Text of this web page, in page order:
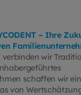
– Ihre
verbinden wir
schaffen wir ein
von